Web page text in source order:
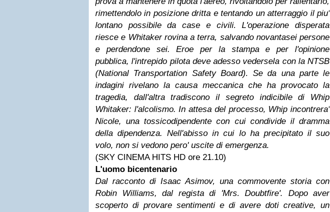
rimettendolo in posizione dritta e tentando un atterraggio il piu'
lontano possibile da case e civili. L'operazione disperata
riesce e Whitaker rovina a terra, salvando novantasei persone
e perdendone sei. Eroe per la stampa e per l'opinione
pubblica, l'intrepido pilota deve adesso vedersela con la NTSB
(National Transportation Safety Board). Se da una parte le
indagini rivelano la causa meccanica che ha provocato la
tragedia, dall'altra tradiscono il segreto indicibile di Whip
Whitaker: l'alcolismo. In attesa del processo, Whip incontrera'
Nicole, una tossicodipendente con cui condivide il dramma
della dipendenza. Nell'abisso in cui lo ha precipitato il suo
volo, non si vedono pero' uscite di emergenza.
(SKY CINEMA HITS HD ore 21.10)
L'uomo bicentenario
Dal racconto di Isaac Asimov, una commovente storia con
Robin Williams, dal regista di 'Mrs. Doubtfire'. Dopo aver
scoperto di provare sentimenti e di avere doti creative, un